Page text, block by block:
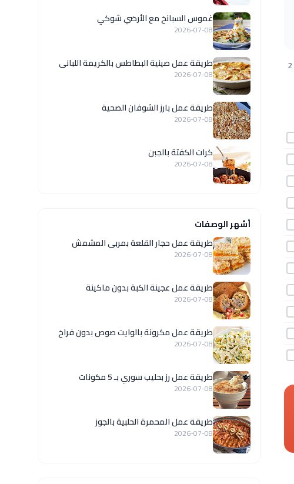
طريقة عمل دبابيس الدجاج بالمستردة واللوز خطوة بخطوة بـ11 مكونات وفي 15 دقيقة فقط. وصفة سهلة ومجرّبة من مطبخ دلوقتي تكفي 2
غموس السبانخ مع الأرضي شوكي
2026-07-08
طريقة عمل صينية البطاطس بالكريمة اللبانى
2026-07-08
طريقة عمل بارز الشوفان الصحية
2026-07-08
كرات الكفتة بالجبن
2026-07-08
أشهر الوصفات
طريقة عمل حجار القلعة بمربى المشمش
2026-07-08
طريقة عمل عجينة الكبة بدون ماكينة
2026-07-08
طريقة عمل مكرونة بالوايت صوص بدون فراخ
2026-07-08
طريقة عمل رز بحليب سوري بـ 5 مكونات
2026-07-08
طريقة عمل المحمرة الحلبية بالجوز
2026-07-08